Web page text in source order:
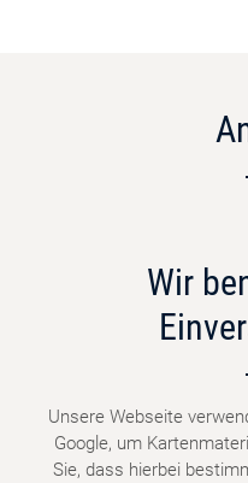
Wir
Unsere Webseite
Google, um
Sie, dass hierbei